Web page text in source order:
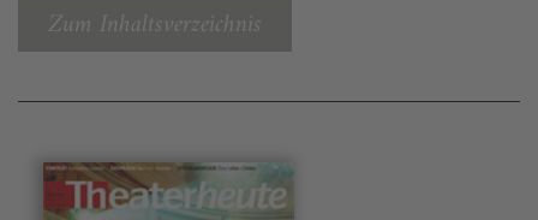
Zum Inhaltsverzeichnis